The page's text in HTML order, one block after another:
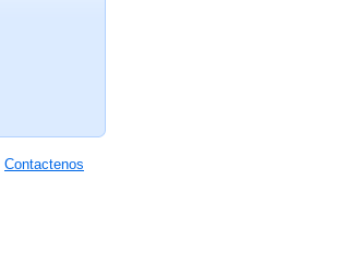
Contactenos